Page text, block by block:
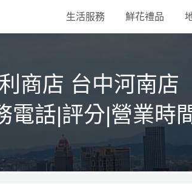
生活服務 鮮花禮品
商店 台中河南店
電話|評分|營業時